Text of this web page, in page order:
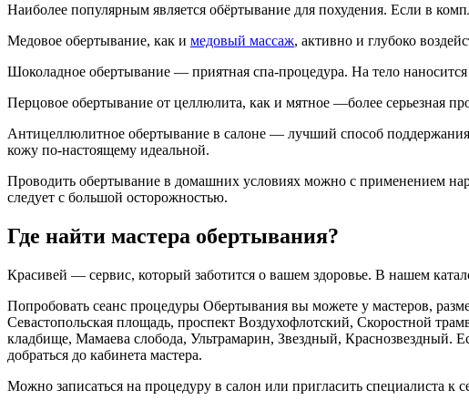
Наиболее популярным является обёртывание для похудения. Если в
Медовое обертывание, как и медовый массаж, активно и глубоко
Шоколадное обертывание — приятная спа-процедура. На тело
Перцовое обертывание от целлюлита, как и мятное —более серьезная
Антицеллюлитное обертывание в салоне — лучший способ
кожу по-настоящему идеальной.
Проводить обертывание в домашних условиях можно с применением
следует с большой осторожностью.
Где найти мастера обертывания?
Красивей — сервис, который заботится о вашем здоровье. В нашем
Попробовать сеанс процедуры Обертывания вы можете у мастеров,
Севастопольская площадь, проспект Воздухофлотский, Скоростной
кладбище, Мамаева слобода, Ультрамарин, Звездный, Краснозвездный.
добраться до кабинета мастера.
Можно записаться на процедуру в салон или пригласить специалиста